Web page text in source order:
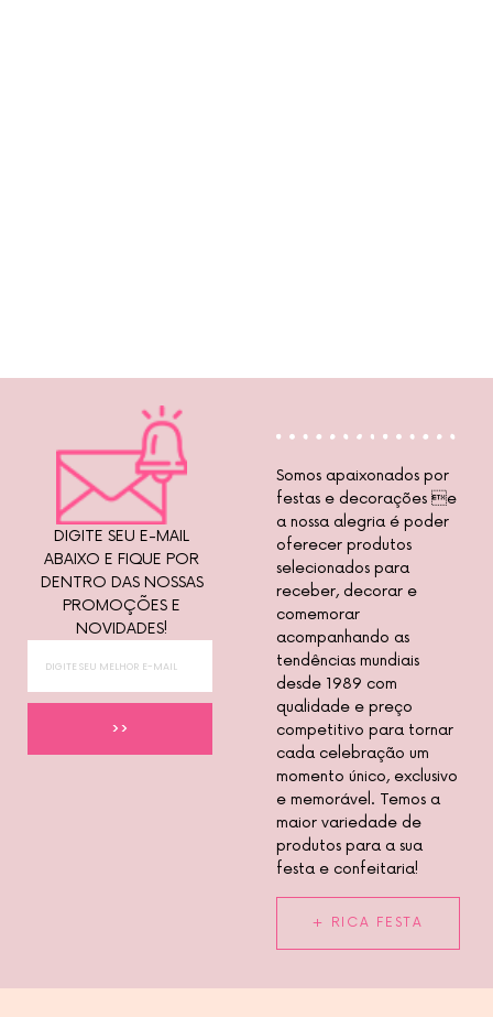
DIGITE SEU E-MAIL
ABAIXO E FIQUE POR
DENTRO DAS NOSSAS
PROMOÇÕES E
NOVIDADES!
>>
Somos apaixonados por
festas e decorações e
a nossa alegria é poder
oferecer produtos
selecionados para
receber, decorar e
comemorar
acompanhando as
tendências mundiais
desde 1989 com
qualidade e preço
competitivo para tornar
cada celebração um
momento único, exclusivo
e memorável. Temos a
maior variedade de
produtos para a sua
festa e confeitaria!
+ RICA FESTA